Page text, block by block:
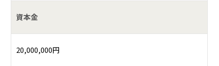
資本金
20,000,000円